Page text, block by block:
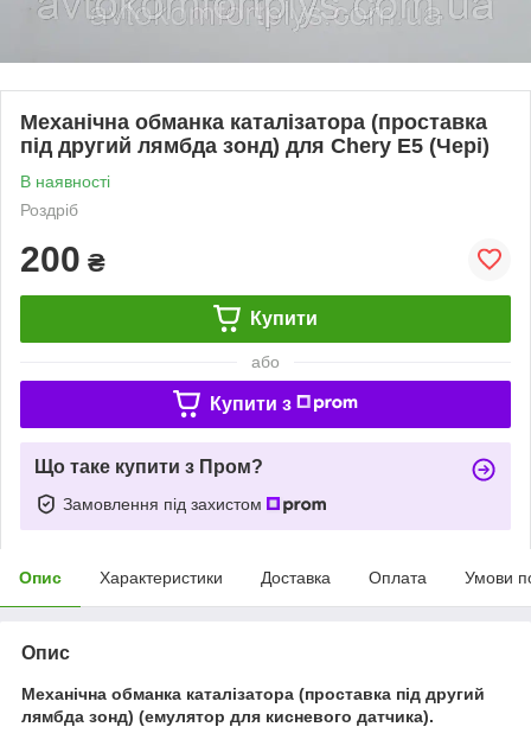
Механічна обманка каталізатора (проставка
під другий лямбда зонд) для Chery E5 (Чері)
В наявності
Роздріб
200 ₴
Купити
або
Купити з
Що таке купити з Пром?
Замовлення під захистом
Опис Характеристики Доставка Оплата Умови
Опис
Механічна обманка каталізатора (проставка під другий
лямбда зонд) (емулятор для кисневого датчика).